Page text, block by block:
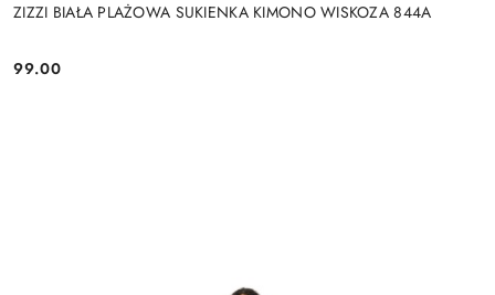
ZIZZI BIAŁA PLAŻOWA SUKIENKA KIMONO WISKOZA 844A
Cena:
99.00